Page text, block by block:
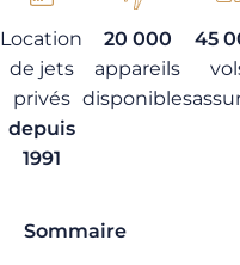
Location
de jets
privés
depuis
1991
20 000
appareils
disponibles
45
Sommaire